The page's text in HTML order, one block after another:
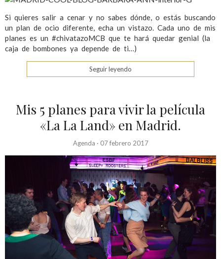
Si quieres salir a cenar y no sabes dónde, o estás buscando
un plan de ocio diferente, echa un vistazo. Cada uno de mis
planes es un #chivatazoMCB que te hará quedar genial (la
caja de bombones ya depende de ti…)
Seguir leyendo
Mis 5 planes para vivir la película
«La La Land» en Madrid.
Agenda · 07 febrero 2017